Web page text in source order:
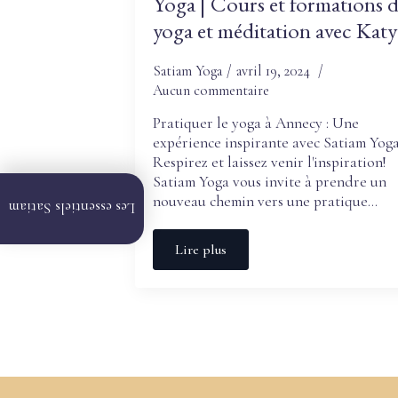
en
Les essentiels Satiam
yoga et méditation avec Katy
Satiam Yoga
avril 19, 2024
Aucun commentaire
Pratiquer le yoga à Annecy : Une
expérience inspirante avec Satiam
Respirez et laissez venir l'inspiration!
Satiam Yoga vous invite à prendre un
nouveau chemin vers une pratique…
Lire plus